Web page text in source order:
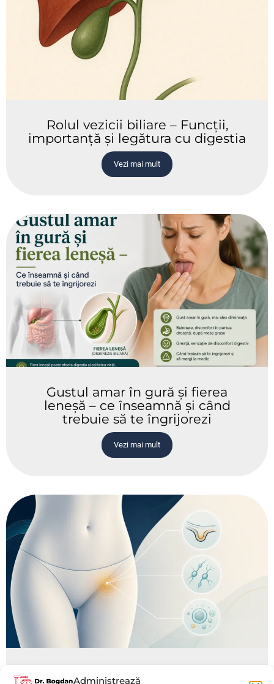
Administrează
Rolul vezicii biliare – Funcții,
importanță și legătura cu digestia
Vezi mai mult
Gustul amar în gură și fierea
leneșă – ce înseamnă și când
trebuie să te îngrijorezi
Vezi mai mult